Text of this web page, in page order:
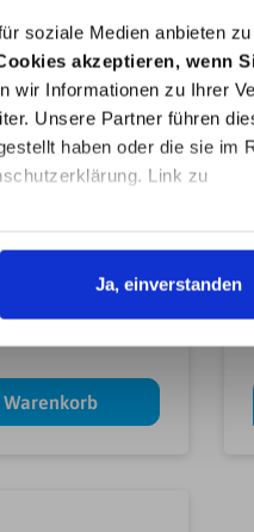
soziale Medien anbieten
akzeptieren, wenn
wir Informationen zu Ihrer
Unsere Partner führen
haben oder die sie im
Link zu
Ja, einverstanden
2,5L
Warenkorb